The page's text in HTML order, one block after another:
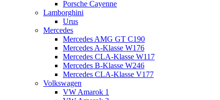
Porsche Cayenne
Lamborghini
Urus
Mercedes
Mercedes AMG GT C190
Mercedes A-Klasse W176
Mercedes CLA-Klasse W117
Mercedes B-Klasse W246
Mercedes CLA-Klasse V177
Volkswagen
VW Amarok 1